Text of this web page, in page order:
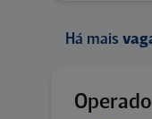
Há mais